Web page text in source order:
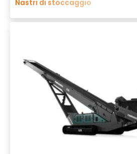
Nastri di stoccaggio